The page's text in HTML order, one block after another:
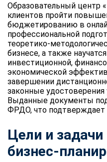
Образовательный центр
клиентов пройти
бюджетированию в
профессиональной
теоретико-
бизнесе, а также
инвестиционной,
экономической
завершении
законные удостоверения
Выданные документы
ФРДО, что подтверждает
Цели и задачи
бизнес-